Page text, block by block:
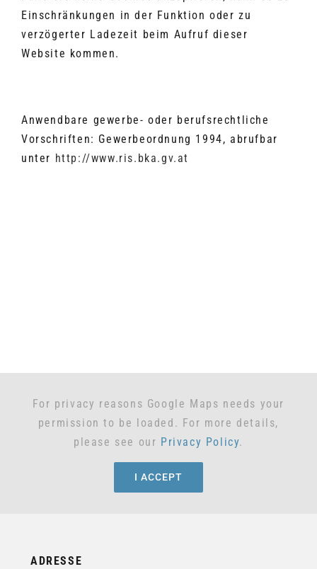
Einschränkungen in der Funktion oder zu
verzögerter Ladezeit beim Aufruf dieser
Website kommen.
Anwendbare gewerbe- oder berufsrechtliche
Vorschriften: Gewerbeordnung 1994, abrufbar
unter http://www.ris.bka.gv.at
For privacy reasons Google Maps needs your
permission to be loaded. For more details,
please see our Privacy Policy.
I ACCEPT
ADRESSE